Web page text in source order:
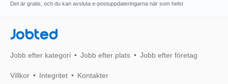
Det är gratis, och du kan avsluta e-postuppdateringarna när som helst
Jobted
Jobb efter kategori Jobb efter plats Jobb efter företag
Villkor Integritet Kontakter